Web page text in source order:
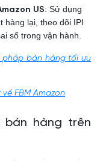
US: Sử dụng
hàng lại, theo dõi IPI
số trong vận hành.
pháp bán hàng tối ưu
FBM Amazon
bán hàng trên